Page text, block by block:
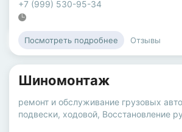
+7 (999) 530-95-34
Посмотреть подробнее Отзывы
Шиномонтаж
ремонт и обслуживание грузовых
подвески, ходовой, Восстановление